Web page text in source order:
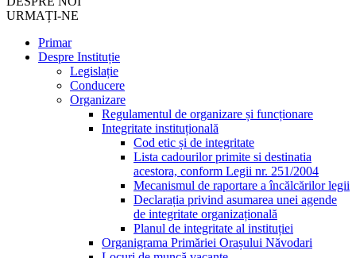
URMAȚI-NE
Primar
Despre Instituție
Legislație
Conducere
Organizare
Regulamentul de organizare și funcționare
Integritate instituțională
Cod etic și de integritate
Lista cadourilor primite si destinatia
acestora, conform Legii nr. 251/2004
Mecanismul de raportare a încălcărilor legii
Declarația privind asumarea unei agende
de integritate organizațională
Planul de integritate al instituției
Organigrama Primăriei Orașului Năvodari